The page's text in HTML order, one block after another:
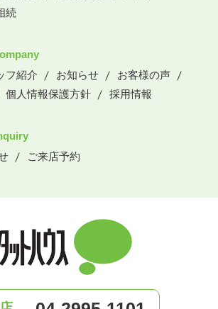
続
フ紹介 お知らせ
お客様の声
個人情報保護方針 採用情報
ご来店予約